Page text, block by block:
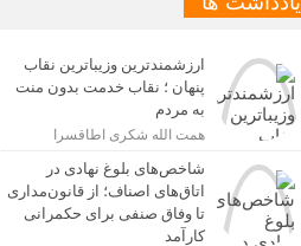
ارزشمندترین وزیباترین نقاب
پنهان ؛ نقاب خدمت بدون منت
به مردم
همت الله شکری اطاقسرا
شاخص‌های بلوغ نهادی در
اتاق‌های اصناف؛ از قانون‌مداری
تا وفاق صنفی برای حکمرانی
کارآمد